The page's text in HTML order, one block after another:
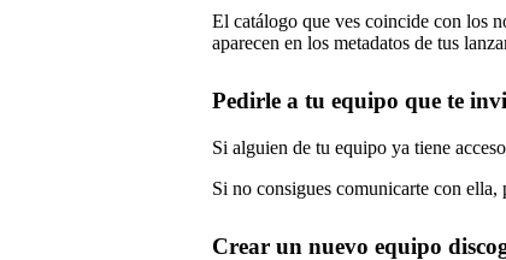
El catálogo que ves coincide con los
aparecen en los metadatos de tus
Pedirle a tu equipo que te
Si alguien de tu equipo ya tiene
Si no consigues comunicarte con ella,
Crear un nuevo equipo